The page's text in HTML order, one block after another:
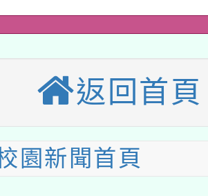
工作坊新北場」
學習班」招生簡
共融平台-教案
對象擴大為「滿6
民眾」措施，延
止
濟部水利署委託
術研究院辦理「
8月22日(星期六
市孔廟祈福系列
慧啟航」
年桃園地景藝術
桃園藝術巡演
育部國民及學前
返回首頁
園新聞首頁